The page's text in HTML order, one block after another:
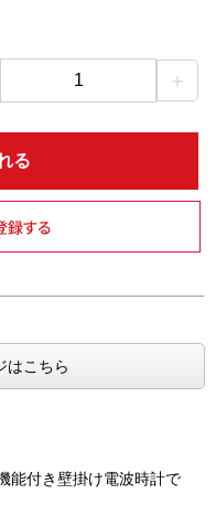
1 ＋
る
はこちら
能付き壁掛け電波時計で